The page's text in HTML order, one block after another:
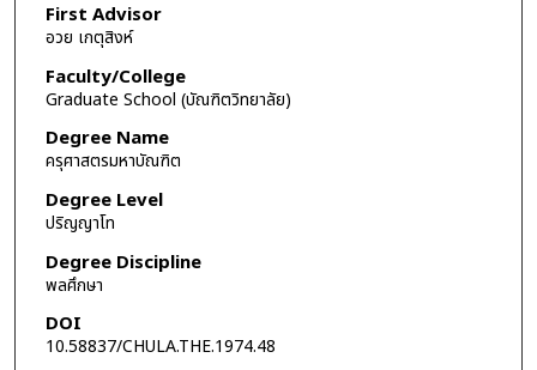
First Advisor
อวย เกตุสิงห์
Faculty/College
Graduate School (บัณฑิตวิทยาลัย)
Degree Name
ครุศาสตรมหาบัณฑิต
Degree Level
ปริญญาโท
Degree Discipline
พลศึกษา
DOI
10.58837/CHULA.THE.1974.48